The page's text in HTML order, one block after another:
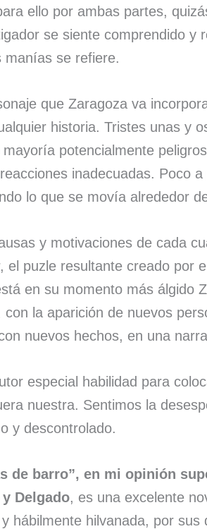
ello por ambas partes,
se siente comprendido y
manías se refiere.
que Zaragoza va
historia. Tristes unas y
potencialmente
inadecuadas. Poco
lo que se movía alrededor
y motivaciones de cada
el puzle resultante creado por
en su momento más álgido
con la aparición de nuevos
nuevos hechos, en una
especial habilidad para
nuestra. Sentimos la
y descontrolado.
de barro”, en mi opinión
Delgado, es una excelente
hábilmente hilvanada, por